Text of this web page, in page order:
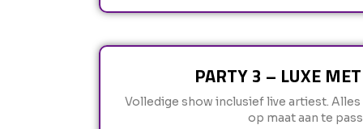
PARTY 3 – LUXE
Volledige show inclusief live artiest.
op maat aan te